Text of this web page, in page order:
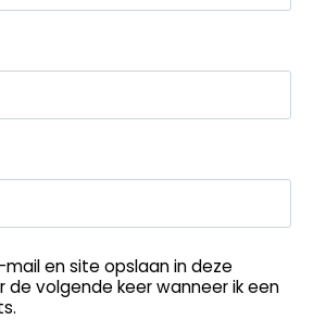
mail en site opslaan in deze
de volgende keer wanneer ik een